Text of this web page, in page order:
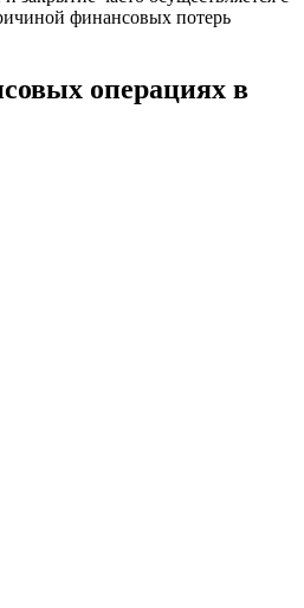
финансовых потерь
операциях в